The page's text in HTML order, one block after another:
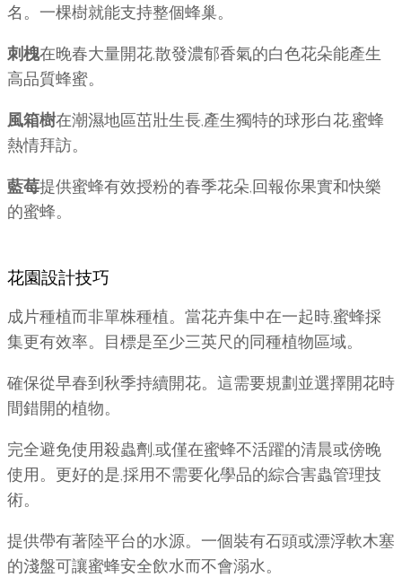
名。一棵樹就能支持整個蜂巢。
刺槐在晚春大量開花,散發濃郁香氣的白色花朵能產生
高品質蜂蜜。
風箱樹在潮濕地區茁壯生長,產生獨特的球形白花,蜜蜂
熱情拜訪。
藍莓提供蜜蜂有效授粉的春季花朵,回報你果實和快樂
的蜜蜂。
花園設計技巧
成片種植而非單株種植。當花卉集中在一起時,蜜蜂採
集更有效率。目標是至少三英尺的同種植物區域。
確保從早春到秋季持續開花。這需要規劃並選擇開花時
間錯開的植物。
完全避免使用殺蟲劑,或僅在蜜蜂不活躍的清晨或傍晚
使用。更好的是,採用不需要化學品的綜合害蟲管理技
術。
提供帶有著陸平台的水源。一個裝有石頭或漂浮軟木塞
的淺盤可讓蜜蜂安全飲水而不會溺水。